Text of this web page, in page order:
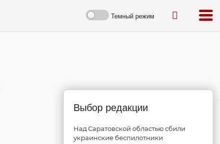
Темный режим
Выбор редакции
Над Саратовской областью сбили
украинские беспилотники